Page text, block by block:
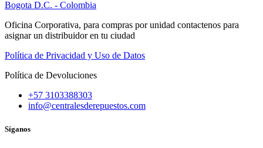
Bogota D.C. - Colombia
Oficina Corporativa, para compras por unidad contactenos para
asignar un distribuidor en tu ciudad
Política de Privacidad y Uso de Datos
Política de Devoluciones
+57 3103388303
info@centralesderepuestos.com
Síganos